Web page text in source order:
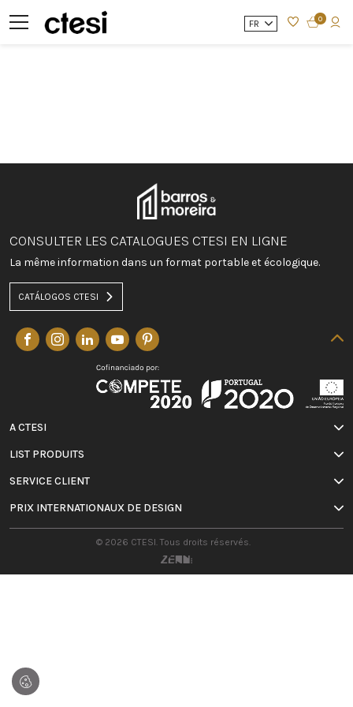
FR 0
CONSULTER LES CATALOGUES CTESI EN LIGNE
La même information dans un format portable et écologique.
CATÁLOGOS CTESI
A CTESI
LIST PRODUITS
SERVICE CLIENT
PRIX INTERNATIONAUX DE DESIGN
© 2026 CTESI. Tous droits réservés.